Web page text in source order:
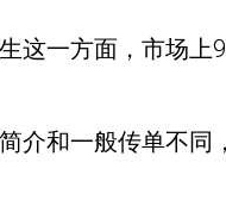
一方面，市场
介和一般传单不